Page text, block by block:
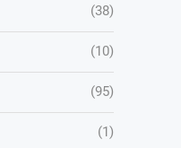
(38)
(10)
(95)
(1)